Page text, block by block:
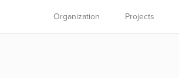
Organization Projects